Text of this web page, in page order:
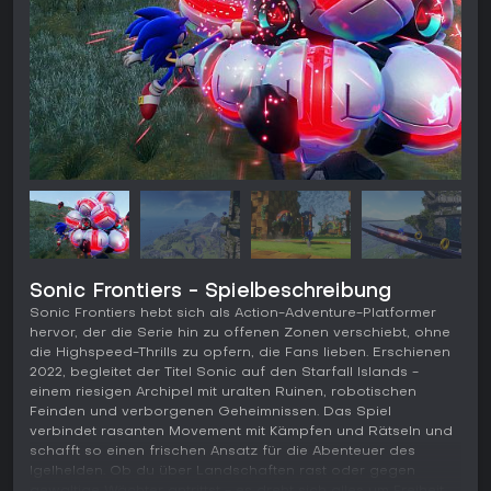
Sonic Frontiers - Spielbeschreibung
Sonic Frontiers hebt sich als Action-Adventure-Platformer
hervor, der die Serie hin zu offenen Zonen verschiebt, ohne
die Highspeed-Thrills zu opfern, die Fans lieben. Erschienen
2022, begleitet der Titel Sonic auf den Starfall Islands -
einem riesigen Archipel mit uralten Ruinen, robotischen
Feinden und verborgenen Geheimnissen. Das Spiel
verbindet rasanten Movement mit Kämpfen und Rätseln und
schafft so einen frischen Ansatz für die Abenteuer des
Igelhelden. Ob du über Landschaften rast oder gegen